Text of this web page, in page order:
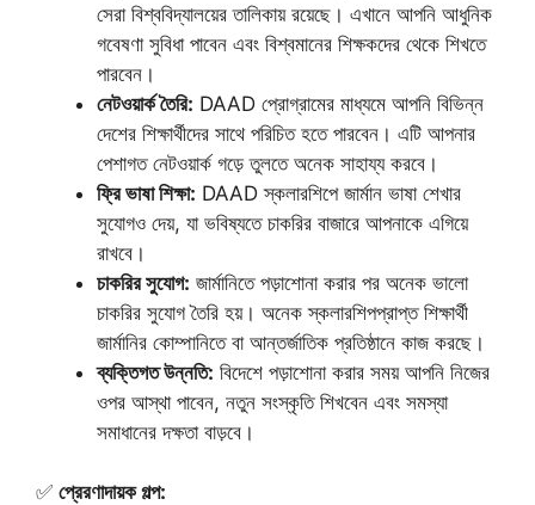
সেরা বিশ্ববিদ্যালয়ের তালিকায় রয়েছে। এখানে আপনি আধুনিক
গবেষণা সুবিধা পাবেন এবং বিশ্বমানের শিক্ষকদের থেকে শিখতে
পারবেন।
নেটওয়ার্ক তৈরি: DAAD প্রোগ্রামের মাধ্যমে আপনি বিভিন্ন
দেশের শিক্ষার্থীদের সাথে পরিচিত হতে পারবেন। এটি আপনার
পেশাগত নেটওয়ার্ক গড়ে তুলতে অনেক সাহায্য করবে।
ফ্রি ভাষা শিক্ষা: DAAD স্কলারশিপে জার্মান ভাষা শেখার
সুযোগও দেয়, যা ভবিষ্যতে চাকরির বাজারে আপনাকে এগিয়ে
রাখবে।
চাকরির সুযোগ: জার্মানিতে পড়াশোনা করার পর অনেক ভালো
চাকরির সুযোগ তৈরি হয়। অনেক স্কলারশিপপ্রাপ্ত শিক্ষার্থী
জার্মানির কোম্পানিতে বা আন্তর্জাতিক প্রতিষ্ঠানে কাজ করছে।
ব্যক্তিগত উন্নতি: বিদেশে পড়াশোনা করার সময় আপনি নিজের
ওপর আস্থা পাবেন, নতুন সংস্কৃতি শিখবেন এবং সমস্যা
সমাধানের দক্ষতা বাড়বে।
✅ প্রেরণাদায়ক গল্প: